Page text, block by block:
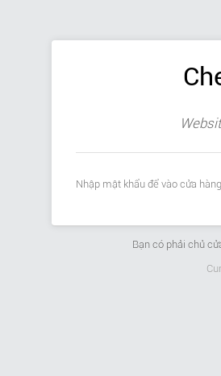
Nhập mật khẩu để vào cửa
Bạn có phải chủ